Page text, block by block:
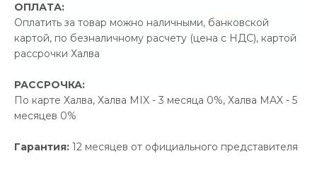
ОПЛАТА:
Оплатить за товар можно наличными, банковской
картой, по безналичному расчету (цена с НДС), картой
рассрочки Халва
РАССРОЧКА:
По карте Халва, Халва MIX - 3 месяца 0%, Халва MAX - 5
месяцев 0%
Гарантия: 12 месяцев от официального представителя
-5%
Экономия22.00 р.
В наличии
Новая цена Старая цена